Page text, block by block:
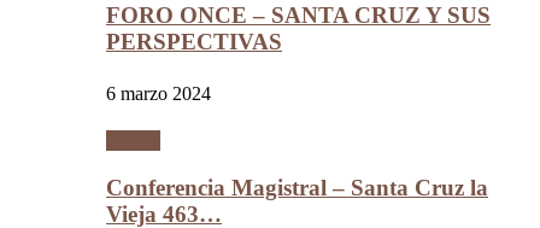
FORO ONCE – SANTA CRUZ Y SUS
PERSPECTIVAS
6 marzo 2024
Conferencia Magistral – Santa Cruz la
Vieja 463…